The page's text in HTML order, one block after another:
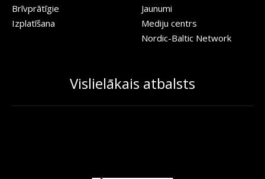
Brīvprātīgie
Izplatīšana
Jaunumi
Mediju centrs
Nordic-Baltic Network
Vislielākais atbalsts